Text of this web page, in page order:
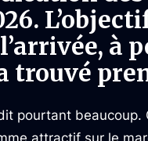
à
trouvé
pourtant beaucoup.
attractif sur le